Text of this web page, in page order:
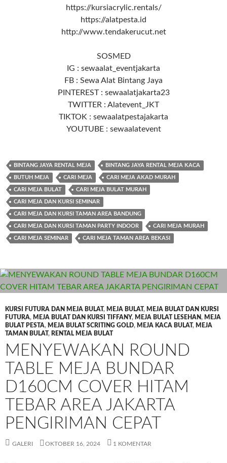
https://kursiacrylic.rentals/
https://alatpesta.id
http://www.tendakerucut.net
SOSMED
IG : sewaalat_eventjakarta
FB : Sewa Alat Bintang Jaya
PINTEREST : sewaalatjakarta23
TWITTER : Alatevent_JKT
TIKTOK : sewaalatpestajakarta
YOUTUBE : sewaalatevent
BINTANG JAYA RENTAL MEJA BINTANG JAYA RENTAL MEJA KACA
BUTUH MEJA CARI MEJA CARI MEJA AKAD MURAH
CARI MEJA BULAT CARI MEJA BULAT MURAH
CARI MEJA DAN KURSI SEMINAR
CARI MEJA DAN KURSI TAMAN AREA BANDUNG
CARI MEJA DAN KURSI TAMAN PARTY INDOOR CARI MEJA MURAH
CARI MEJA SEMINAR CARI MEJA TAMAN AREA BEKASI
KURSI FUTURA DAN MEJA BULAT, MEJA BULAT, MEJA BULAT DAN KURSI
FUTURA, MEJA BULAT DAN KURSI TIFFANY, MEJA BULAT LESEHAN, MEJA
BULAT PESTA, MEJA BULAT SCRITING GOLD, MEJA KACA BULAT, MEJA
TAMAN BULAT, RENTAL MEJA BULAT
MENYEWAKAN ROUND
TABLE MEJA BUNDAR
D160CM COVER HITAM
TEBAR AREA JAKARTA
PENGIRIMAN CEPAT
GALERI OKTOBER 16, 2024 1 KOMENTAR